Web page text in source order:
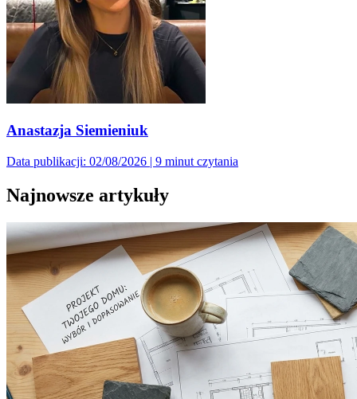
Anastazja Siemieniuk
Data publikacji: 02/08/2026 | 9 minut czytania
Najnowsze artykuły